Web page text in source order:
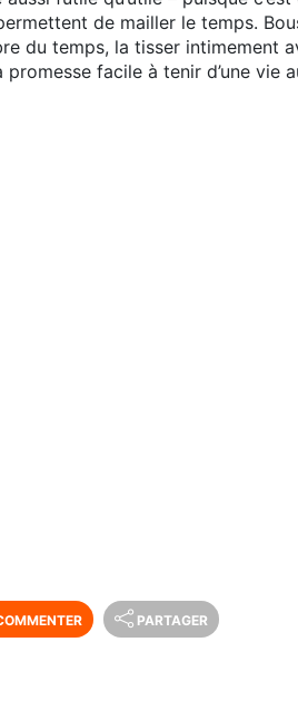
de mailler le temps.
du temps, la tisser intimement
facile à tenir d’une vie
PARTAGER